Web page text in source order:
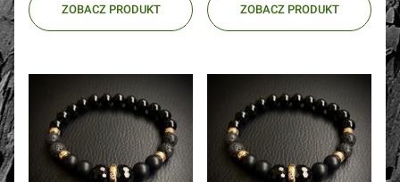
ZOBACZ PRODUKT ZOBACZ PRODUKT